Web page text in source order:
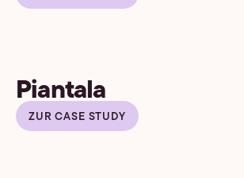
Piantala
ZUR CASE STUDY